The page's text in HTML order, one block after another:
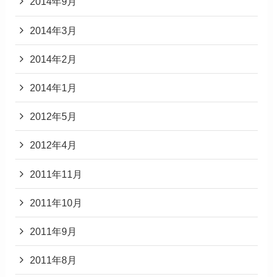
2014年3月
2014年2月
2014年1月
2012年5月
2012年4月
2011年11月
2011年10月
2011年9月
2011年8月